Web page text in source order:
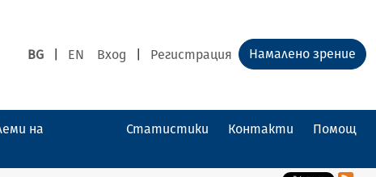
BG EN Вход Регистрация Намалено зрение
на
Статистики Контакти Помощ